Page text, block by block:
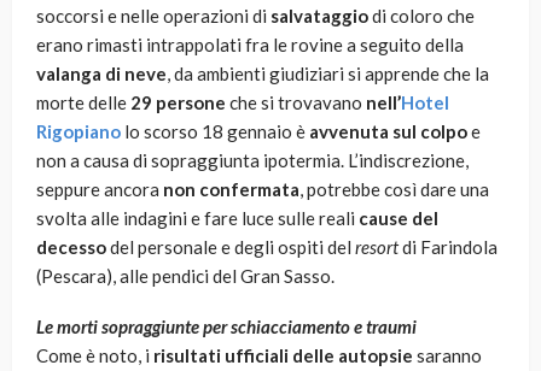
soccorsi e nelle operazioni di salvataggiodi coloro che
erano rimasti intrappolati fra le rovine a seguito della
valanga di neve, da ambienti giudiziari si apprende che la
morte delle 29 persone che si trovavano nell’Hotel
Rigopiano lo scorso 18 gennaio è avvenuta sul colpoe
non a causa di sopraggiunta ipotermia. L’indiscrezione,
seppure ancora non confermata, potrebbe così dare una
svolta alle indagini e fare luce sulle reali cause del
decessodel personale e degli ospiti del resortdi Farindola
(Pescara), alle pendici del Gran Sasso.
Le morti sopraggiunte per schiacciamento e traumi
Come è noto, i risultati ufficiali delle autopsie saranno